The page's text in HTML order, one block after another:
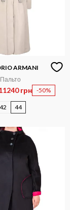
ARMANI
Пальто
грн -50%
42 44